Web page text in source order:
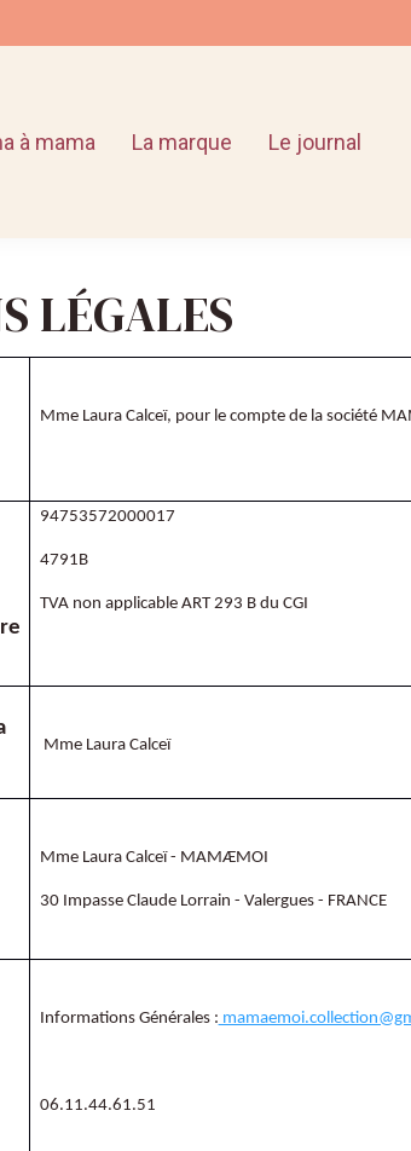
à mama La marque Le journal
LÉGALES
Mme Laura Calceï, pour le compte de la société
94753572000017
4791B
TVA non applicable ART 293 B du CGI
Mme Laura Calceï
Mme Laura Calceï - MAMÆMOI
30 Impasse Claude Lorrain - Valergues - FRANCE
Informations Générales :
06.11.44.61.51